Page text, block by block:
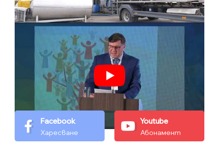
Facebook
Харесване
Youtube
Абонамент